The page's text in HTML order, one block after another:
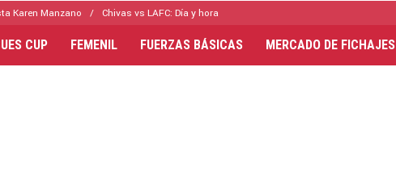
Karen Manzano Chivas vs LAFC: Día y hora
CUP FEMENIL FUERZAS BÁSICAS MERCADO DE FICHAJES